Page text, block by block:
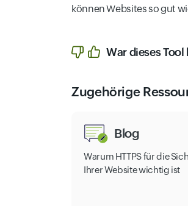
können Websites so gut
War dieses
Zugehörige
Blog
Warum HTTPS für die
Ihrer Website wichtig ist